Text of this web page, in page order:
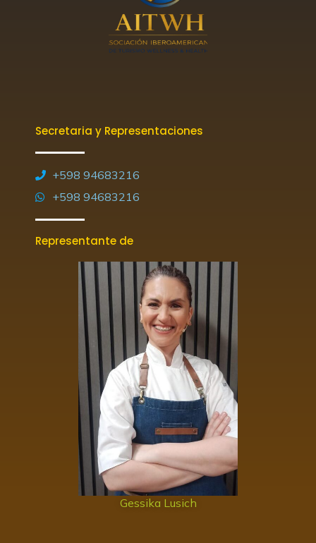
Secretaria y Representaciones
+598 94683216
+598 94683216
Representante de
Gessika Lusich